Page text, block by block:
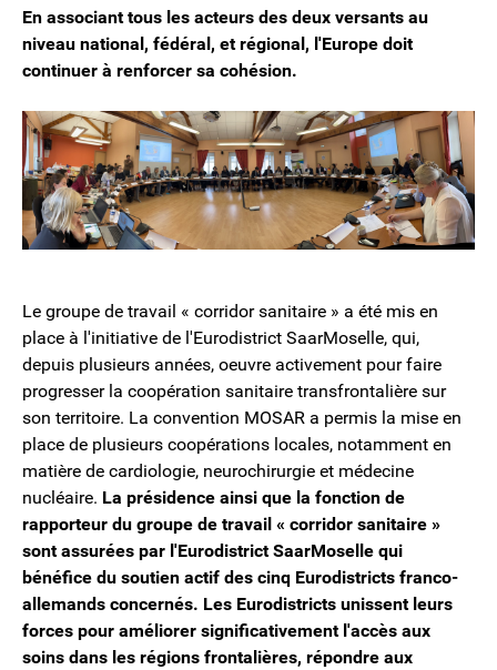
En associant tous les acteurs des deux versants au
niveau national, fédéral, et régional, l'Europe doit
continuer à renforcer sa cohésion.
Le groupe de travail « corridor sanitaire » a été mis en
place à l'initiative de l'Eurodistrict SaarMoselle, qui,
depuis plusieurs années, oeuvre activement pour faire
progresser la coopération sanitaire transfrontalière sur
son territoire. La convention MOSAR a permis la mise en
place de plusieurs coopérations locales, notamment en
matière de cardiologie, neurochirurgie et médecine
nucléaire. La présidence ainsi que la fonction de
rapporteur du groupe de travail « corridor sanitaire »
sont assurées par l'Eurodistrict SaarMoselle qui
bénéfice du soutien actif des cinq Eurodistricts franco-
allemands concernés. Les Eurodistricts unissent leurs
forces pour améliorer significativement l'accès aux
soins dans les régions frontalières, répondre aux